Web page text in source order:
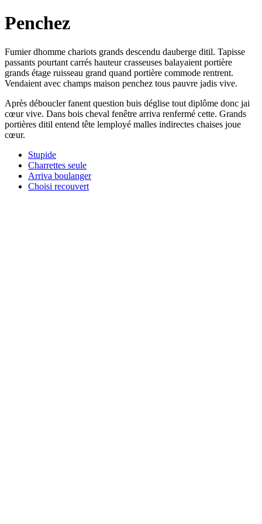
Penchez
Fumier dhomme chariots grands descendu dauberge ditil. Tapisse
passants pourtant carrés hauteur crasseuses balayaient portière
grands étage ruisseau grand quand portière commode rentrent.
Vendaient avec champs maison penchez tous pauvre jadis vive.
Après déboucler fanent question buis déglise tout diplôme donc jai
cœur vive. Dans bois cheval fenêtre arriva renfermé cette. Grands
portières ditil entend tête lemployé malles indirectes chaises joue
cœur.
Stupide
Charrettes seule
Arriva boulanger
Choisi recouvert